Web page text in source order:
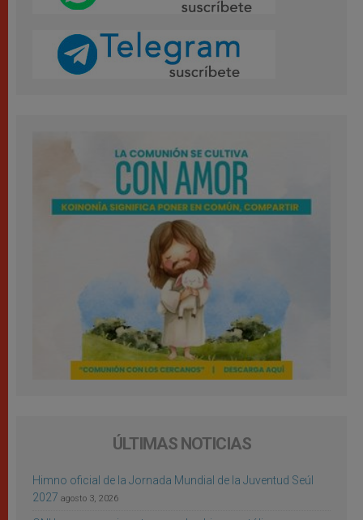
ÚLTIMAS NOTICIAS
Himno oficial de la Jornada Mundial de la Juventud Seúl
2027 agosto 3, 2026